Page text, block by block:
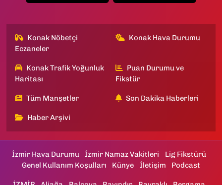
Konak Nöbetçi
Eczaneler
Konak Hava Durumu
Konak Trafik Yoğunluk
Haritası
Puan Durumu ve
Fikstür
Tüm Manşetler Son Dakika Haberleri
Haber Arşivi
İzmir Hava Durumu İzmir Namaz Vakitleri
Lig Fikstürü
Genel Kullanım Koşulları
Künye İletişim Podcast